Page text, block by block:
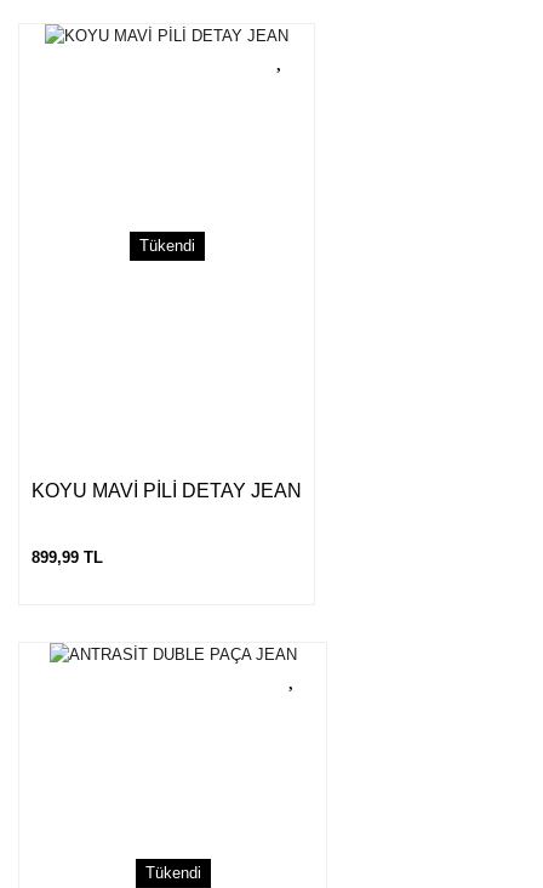
Tükendi
KOYU MAVİ PİLİ DETAY JEAN
899,99 TL
Tükendi